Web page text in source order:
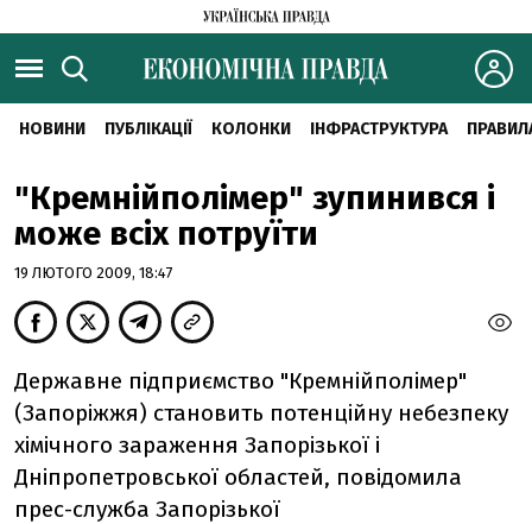
НОВИНИ ПУБЛІКАЦІЇ КОЛОНКИ ІНФРАСТРУКТУРА
"Кремнійполімер" зупинився і
може всіх потруїти
19 ЛЮТОГО 2009, 18:47
Державне підприємство "Кремнійполімер"
(Запоріжжя) становить потенційну небезпеку
хімічного зараження Запорізької і
Дніпропетровської областей, повідомила
прес-служба Запорізької